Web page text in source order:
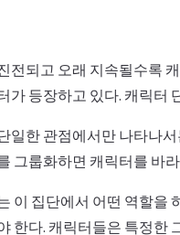
전되고 오래 지속될수록
가 등장하고 있다. 캐릭터
일한 관점에서만 나타나
그룹화하면 캐릭터를 바
이 집단에서 어떤 역할을
한다. 캐릭터들은 특정한